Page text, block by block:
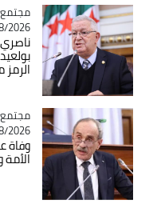
Catégorie
مجتمع
2026 - 14:21
الرمز
Catégorie
مجتمع
2026 - 11:34
وفاة